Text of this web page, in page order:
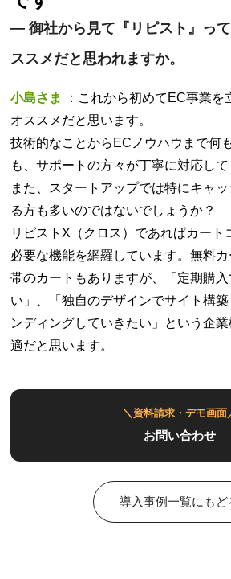
—御社から見て『リピスト』っ
ススメだと思われますか。
小島さま
：これから初めてEC事業を
オススメだと思います。
技術的なことからECノウハウまで何
も、サポートの方々が丁寧に対応して
また、スタートアップでは特にキャ
る方も多いのではないでしょうか？
リピストX（クロス）であればカート
必要な機能を網羅しています。無料
帯のカートもありますが、「定期購
い」、「独自のデザインでサイト構
ンディングしていきたい」という企
適だと思います。
＼資料請求・デモ画面
お問い合わせ
導入事例一覧にもど